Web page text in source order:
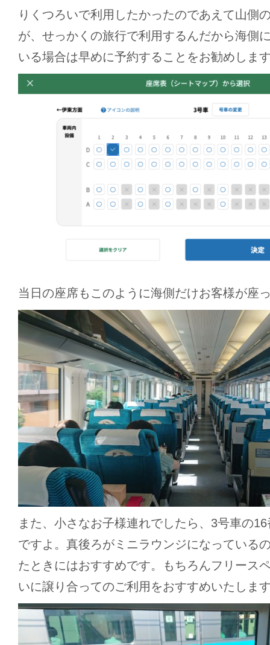
りくつろいで利用したかったのであえて山側
が、せっかくの旅行で利用するんだから海側
いる場合は早めに予約することをお勧めしま
当日の座席もこのように海側だけお客様が座
また、小さなお子様連れでしたら、3号車の
ですよ。真後ろがミニラウンジになっている
たときにはおすすめです。もちろんフリース
いに譲り合ってのご利用をおすすめいたしま